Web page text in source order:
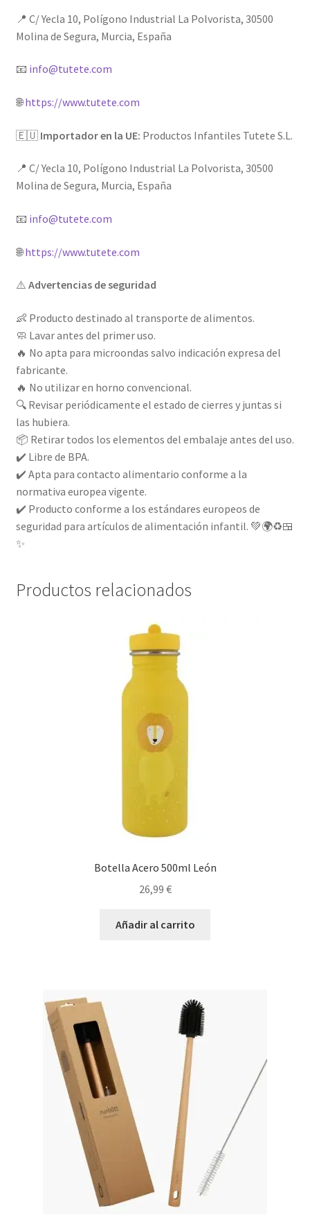
📍 C/ Yecla 10, Polígono Industrial La Polvorista, 30500
Molina de Segura, Murcia, España
📧 info@tutete.com
🌐https://www.tutete.com
🇪🇺 Importador en la UE: Productos Infantiles Tutete S.L.
📍 C/ Yecla 10, Polígono Industrial La Polvorista, 30500
Molina de Segura, Murcia, España
📧 info@tutete.com
🌐https://www.tutete.com
⚠️ Advertencias de seguridad
👶 Producto destinado al transporte de alimentos.
🧼 Lavar antes del primer uso.
🔥 No apta para microondas salvo indicación expresa del
fabricante.
🔥 No utilizar en horno convencional.
🔍 Revisar periódicamente el estado de cierres y juntas si
las hubiera.
📦 Retirar todos los elementos del embalaje antes del uso.
✔️ Libre de BPA.
✔️ Apta para contacto alimentario conforme a la
normativa europea vigente.
✔️ Producto conforme a los estándares europeos de
seguridad para artículos de alimentación infantil. 💚🌍♻️🍱
✨
Productos relacionados
Botella Acero 500ml León
26,99 €
Añadir al carrito